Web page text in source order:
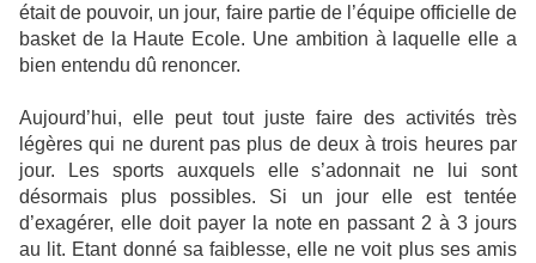
était de pouvoir, un jour, faire partie de l’équipe officielle de
basket de la Haute Ecole. Une ambition à laquelle elle a
bien entendu dû renoncer.
Aujourd’hui, elle peut tout juste faire des activités très
légères qui ne durent pas plus de deux à trois heures par
jour. Les sports auxquels elle s’adonnait ne lui sont
désormais plus possibles. Si un jour elle est tentée
d’exagérer, elle doit payer la note en passant 2 à 3 jours
au lit. Etant donné sa faiblesse, elle ne voit plus ses amis